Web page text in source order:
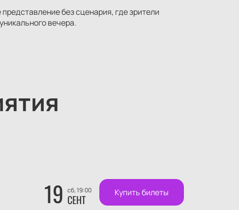
без сценария, где зрители
вечера.
19 сб, 19:00
СЕНТ Купить билеты